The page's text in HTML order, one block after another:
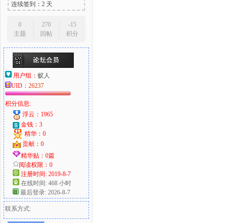
连续签到：2 天
0
主题
270
回帖
-15
积分
用户组： 蚁人
UID： 26237
积分信息:
浮云：1965
金钱：3
精华：0
贡献：0
精华贴：0篇
阅读权限：0
注册时间: 2019-8-7
在线时间: 468 小时
最后登录: 2026-8-7
联系方式: